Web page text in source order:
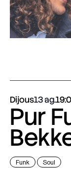
Dijous13 ag.
Pur
Funk Soul